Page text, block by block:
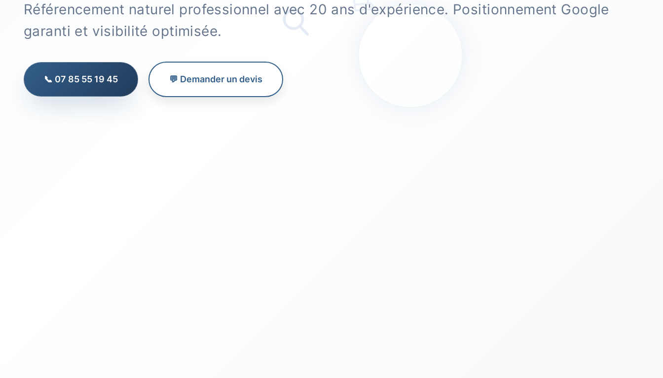
Référencement naturel professionnel avec 20 ans d'expérience. Positionnement Google
garanti et visibilité optimisée.
📞 07 85 55 19 45 💬 Demander un devis